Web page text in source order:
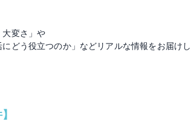
大変さ」や
にどう役立つのか」などリアルな情報をお届けし